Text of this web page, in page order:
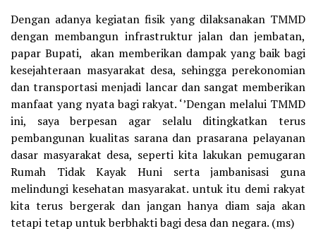
Dengan adanya kegiatan fisik yang dilaksanakan TMMD
dengan membangun infrastruktur jalan dan jembatan,
papar Bupati, akan memberikan dampak yang baik bagi
kesejahteraan masyarakat desa, sehingga perekonomian
dan transportasi menjadi lancar dan sangat memberikan
manfaat yang nyata bagi rakyat. ‘’Dengan melalui TMMD
ini, saya berpesan agar selalu ditingkatkan terus
pembangunan kualitas sarana dan prasarana pelayanan
dasar masyarakat desa, seperti kita lakukan pemugaran
Rumah Tidak Kayak Huni serta jambanisasi guna
melindungi kesehatan masyarakat. untuk itu demi rakyat
kita terus bergerak dan jangan hanya diam saja akan
tetapi tetap untuk berbhakti bagi desa dan negara. (ms)